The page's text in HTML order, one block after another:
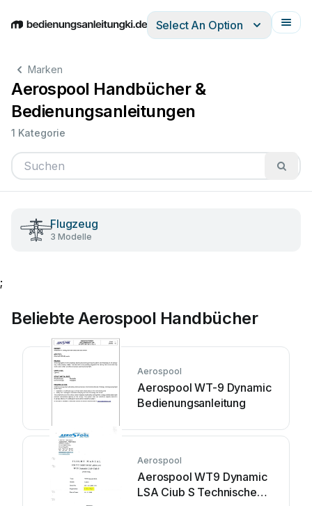
EnglishDeutschEspañolItalianoFrançais
Select An Option
Marken
Aerospool Handbücher &
Bedienungsanleitungen
1 Kategorie
Flugzeug
3 Modelle
;
Beliebte Aerospool Handbücher
Aerospool
Aerospool WT-9 Dynamic
Bedienungsanleitung
Aerospool
Aerospool WT9 Dynamic
LSA Ciub S Technische